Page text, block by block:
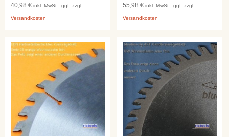
40,98 € inkl. MwSt., ggf. zzgl.
Versandkosten
55,98 €inkl. MwSt., ggf. zzgl.
Versandkosten